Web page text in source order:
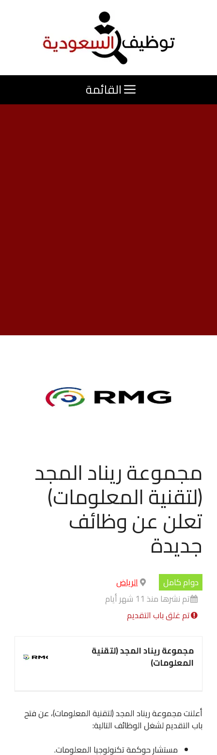
القائمة
مجموعة ريناد المجد
(لتقنية المعلومات)
تعلن عن وظائف
جديدة
دوام كامل
الرياض
تم نشرها منذ 11 شهر أيام
تم غلق باب التقديم
مجموعة ريناد المجد (لتقنية
المعلومات)
أعلنت مجموعة ريناد المجد (لتقنية المعلومات)، عن فتح
باب التقديم لشغل الوظائف التالية:
مستشار حوكمة تكنولوجيا المعلومات.